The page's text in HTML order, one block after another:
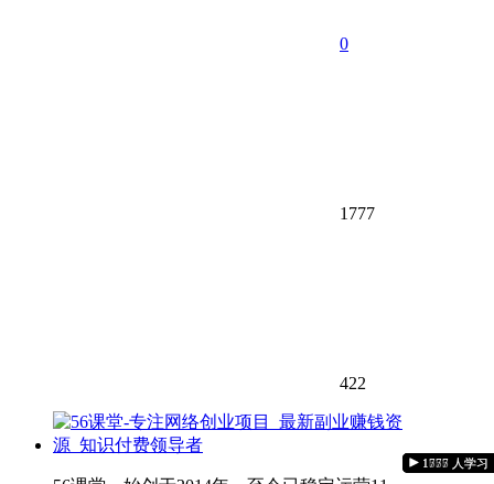
1560 人学习
1080 人学习
1437 人学习
1262 人学习
1439 人学习
1639 人学习
1066 人学习
1555 人学习
1777 人学习
0
1777
422